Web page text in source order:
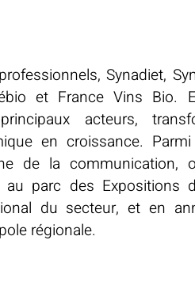
Synadiet,
et France Vins Bio.
acteurs,
en croissance.
de la communication,
parc des Expositions
du secteur, et en
régionale.